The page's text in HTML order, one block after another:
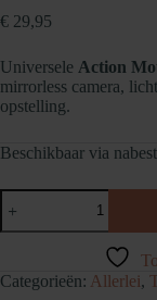
- Grondig spoelen
- Geen
gebruiken
€ 29,95
Universele Action
mirrorless camera,
opstelling.
Beschikbaar via
Pivo
Action
Mount
Categorieën: Allerlei,